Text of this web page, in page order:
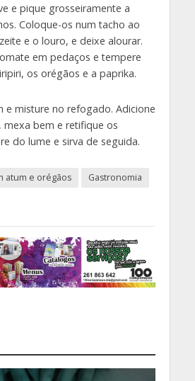
e pique grosseiramente a
Coloque-os num tacho ao
e o louro, e deixe alourar.
em pedaços e tempere
os orégãos e a paprika.
e misture no refogado. Adicione
mexa bem e retifique os
do lume e sirva de seguida.
atum e orégãos
Gastronomia